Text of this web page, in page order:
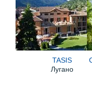
TASIS
Лугано